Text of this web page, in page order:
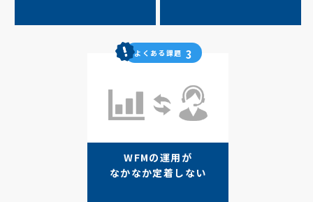
よくある課題 3
WFMの運用が
なかなか定着しない